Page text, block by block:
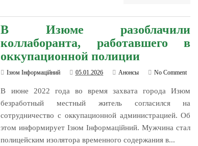
В Изюме разоблачили
коллаборанта, работавшего в
оккупационной полиции
Ізюм Інформаційний 05.01.2026 Анонсы No Comment
В июне 2022 года во время захвата города Изюм
безработный местный житель согласился на
сотрудничество с оккупационной администрацией. Об
этом информирует Ізюм Інформаційний. Мужчина стал
полицейским изолятора временного содержания в...